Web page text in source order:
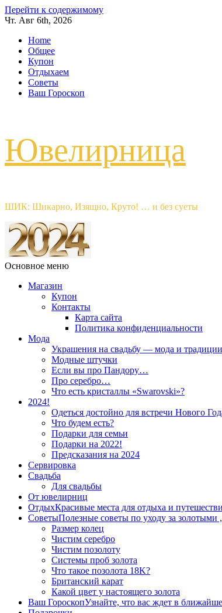
Перейти к содержимому
Чт. Авг 6th, 2026
Home
Общее
Купон
Отдыхаем
Советы
Ваш Гороскоп
Ювелирница
ШИК: Шикарно, Изящно, Круто! … и без суеты
Основное меню
Магазин
Купон
Контакты
Карта сайта
Политика конфиденциальности
Мода
Украшения на свадьбу — мода и традиции
Модные штучки
Если вы про Пандору…
Про серебро…
Что есть кристаллы «Swarovski»?
2024!
Одеться достойно для встречи Нового
Что будем есть?
Подарки для семьи
Подарки на 2022!
Предсказания на 2024
Сервировка
Свадьба
Для свадьбы
От ювелирниц
ОтдыхКрасивые места для отдыха и
СоветыПолезные советы по уходу за
Размер колец
Чистим серебро
Чистим позолоту
Системы проб золота
Что такое позолота 18K?
Британский карат
Какой цвет у настоящего золота
Ваш ГороскопУзнайте, что вас ждет в